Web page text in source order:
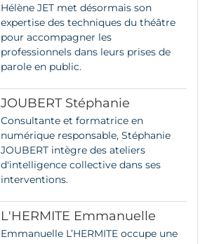
Hélène JET met désormais son
expertise des techniques du théâtre
pour accompagner les
professionnels dans leurs prises de
parole en public.
JOUBERT Stéphanie
Consultante et formatrice en
numérique responsable, Stéphanie
JOUBERT intègre des ateliers
d'intelligence collective dans ses
interventions.
L'HERMITE Emmanuelle
Emmanuelle L’HERMITE occupe une